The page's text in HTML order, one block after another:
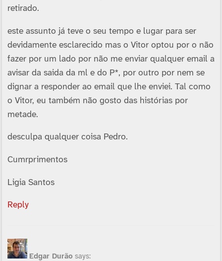
retirado.
este assunto já teve o seu tempo e lugar para ser
devidamente esclarecido mas o Vitor optou por o não
fazer por um lado por não me enviar qualquer email a
avisar da saida da ml e do P*, por outro por nem se
dignar a responder ao email que lhe enviei. Tal como
o Vitor, eu também não gosto das histórias por
metade.
desculpa qualquer coisa Pedro.
Cumrprimentos
Ligia Santos
Reply
Edgar Durão says: